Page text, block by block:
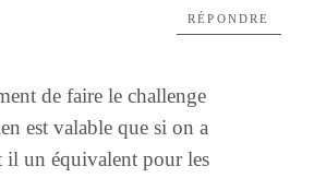
de faire le challenge
est valable que si on a
il un équivalent pour les
RÉPONDRE